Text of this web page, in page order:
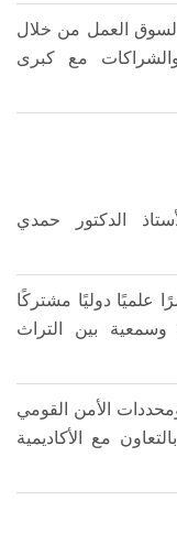
العمل من خلال
مع كبرى
الدكتور حمدي
علميًا دوليًا مشتركًا
وسمعية بين التراث
الأمن القومي
مع الأكاديمية